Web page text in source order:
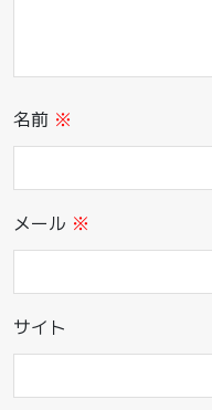
名前 ※
メール ※
サイト